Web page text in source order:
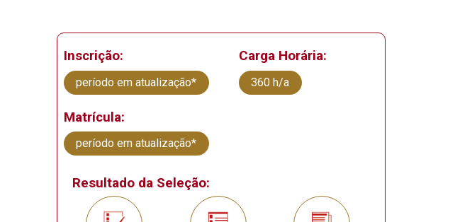
Inscrição:
período em atualização*
Carga Horária:
360 h/a
Matrícula:
período em atualização*
Resultado da Seleção: